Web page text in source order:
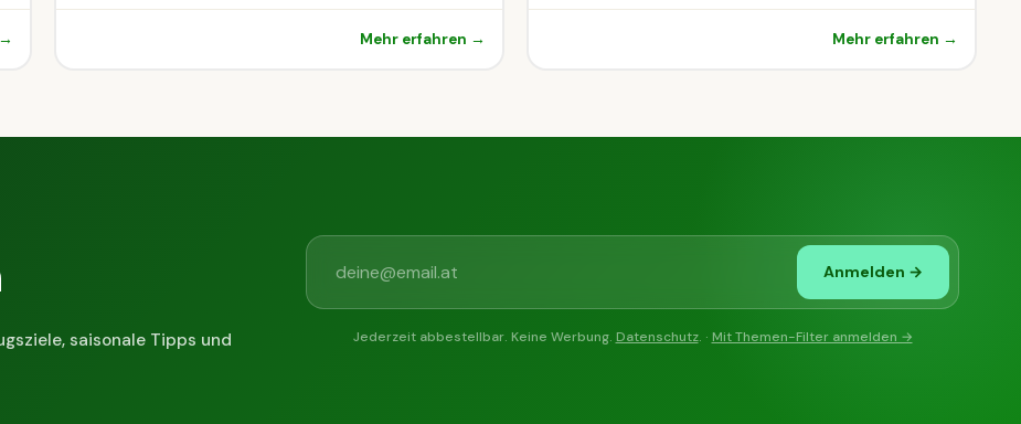
Mehr erfahren → Mehr erfahren →
saisonale Tipps und
Anmelden →
Jederzeit abbestellbar. Keine Werbung. Datenschutz. · Mit Themen-Filter anmelden →